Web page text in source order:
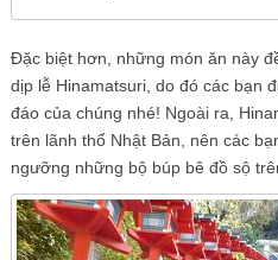
Đặc biệt hơn, những món ăn này
dịp lễ Hinamatsuri, do đó các bạn
đáo của chúng nhé! Ngoài ra,
trên lãnh thổ Nhật Bản, nên các
ngưỡng những bộ búp bê đồ sộ